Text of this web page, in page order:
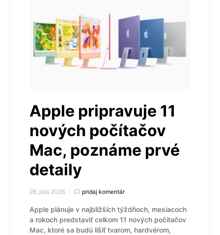
Apple pripravuje 11
nových počítačov
Mac, poznáme prvé
detaily
28. júla 2026 pridaj komentár
Apple plánuje v najbližších týždňoch, mesiacoch
a rokoch predstaviť celkom 11 nových počítačov
Mac, ktoré sa budú líšiť tvarom, hardvérom,